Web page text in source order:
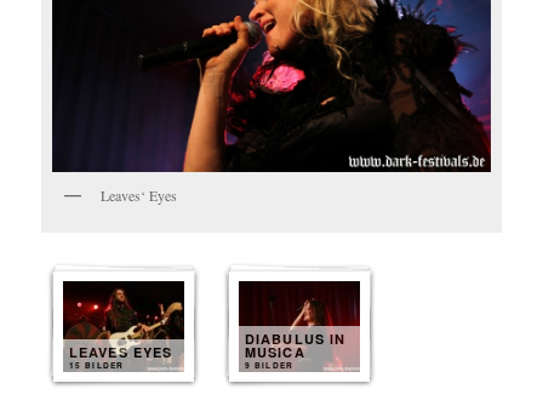
Leaves‘ Eyes
LEAVES EYES
15 BILDER
DIABULUS IN
MUSICA
9 BILDER